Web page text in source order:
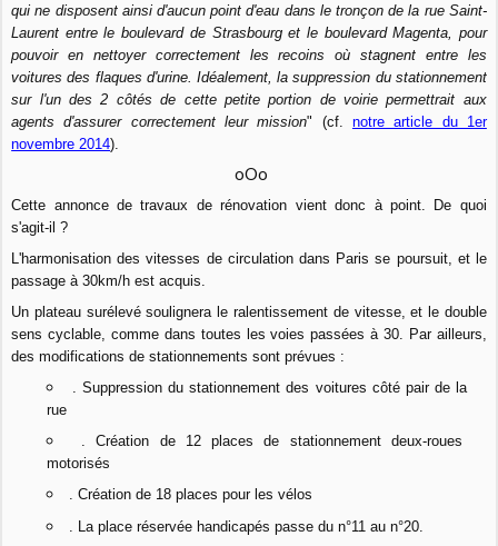
qui ne disposent ainsi d'aucun point d'eau dans le tronçon de la rue Saint-
Laurent entre le boulevard de Strasbourg et le boulevard Magenta, pour
pouvoir en nettoyer correctement les recoins où stagnent entre les
voitures des flaques d'urine. Idéalement, la suppression du stationnement
sur l'un des 2 côtés de cette petite portion de voirie permettrait aux
agents d'assurer correctement leur mission" (cf. notre article du 1er
novembre 2014).
oOo
Cette annonce de travaux de rénovation vient donc à point. De quoi
s'agit-il ?
L'harmonisation des vitesses de circulation dans Paris se poursuit, et le
passage à 30km/h est acquis.
Un plateau surélevé soulignera le ralentissement de vitesse, et le double
sens cyclable, comme dans toutes les voies passées à 30. Par ailleurs,
des modifications de stationnements sont prévues :
. Suppression du stationnement des voitures côté pair de la
rue
. Création de 12 places de stationnement deux-roues
motorisés
. Création de 18 places pour les vélos
. La place réservée handicapés passe du n°11 au n°20.